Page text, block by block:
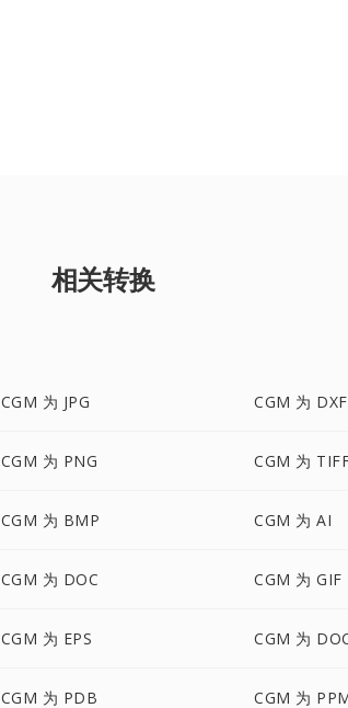
相关转换
CGM 为 JPG CGM 为 DXF
CGM 为 PNG CGM 为
CGM 为 BMP CGM 为 AI
CGM 为 DOC CGM 为 GIF
CGM 为 EPS CGM 为
CGM 为 PDB CGM 为